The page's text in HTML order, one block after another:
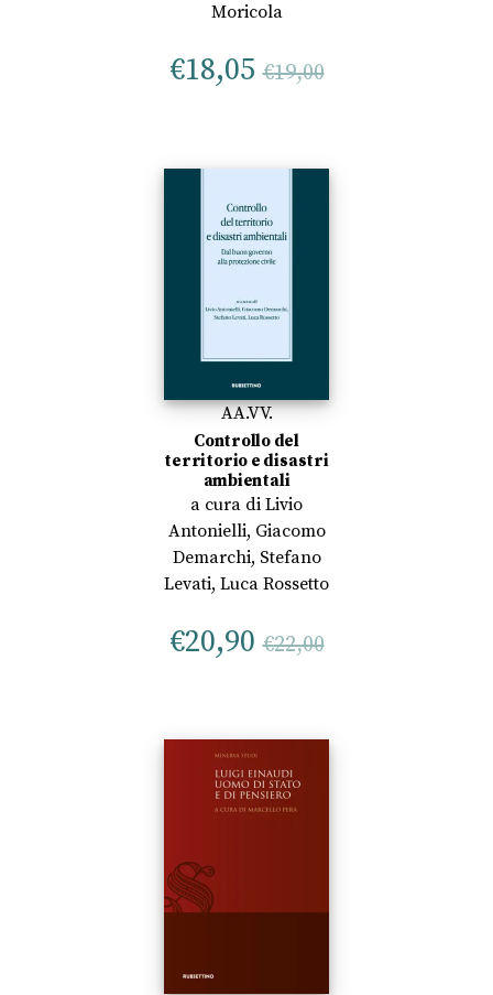
Moricola
€18,05 €19,00
AA.VV.
Controllo del
territorio e disastri
ambientali
a cura di Livio
Antonielli, Giacomo
Demarchi, Stefano
Levati, Luca Rossetto
€20,90 €22,00